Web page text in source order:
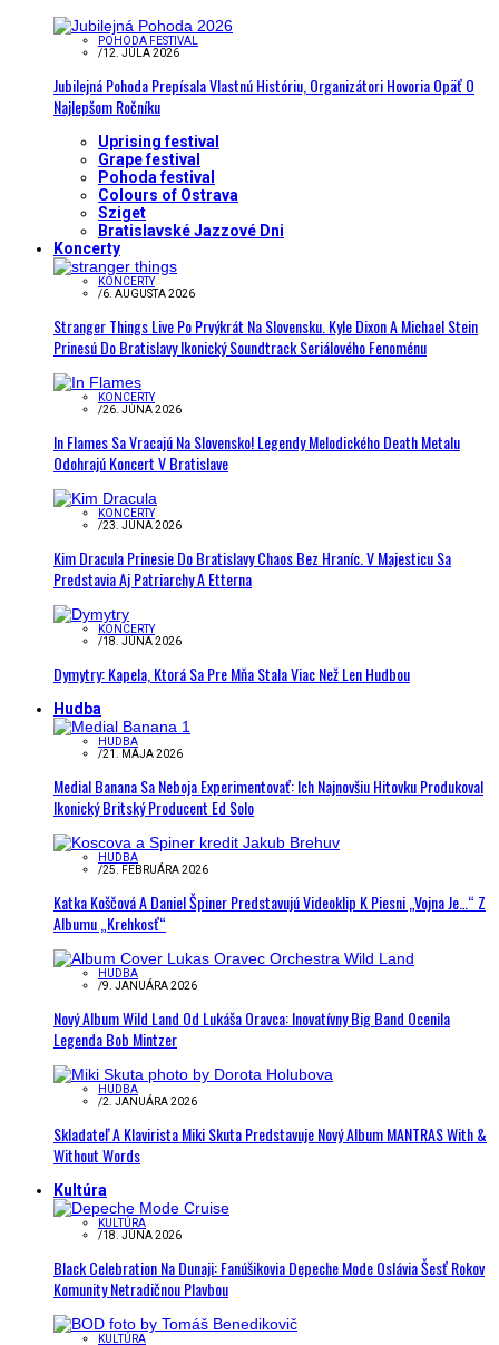
POHODA FESTIVAL
/12. JÚLA 2026
Jubilejná Pohoda Prepísala Vlastnú Históriu, Organizátori Hovoria Opäť O
Najlepšom Ročníku
Uprising festival
Grape festival
Pohoda festival
Colours of Ostrava
Sziget
Bratislavské Jazzové Dni
Koncerty
KONCERTY
/6. AUGUSTA 2026
Stranger Things Live Po Prvýkrát Na Slovensku. Kyle Dixon A Michael Stein
Prinesú Do Bratislavy Ikonický Soundtrack Seriálového Fenoménu
KONCERTY
/26. JÚNA 2026
In Flames Sa Vracajú Na Slovensko! Legendy Melodického Death Metalu
Odohrajú Koncert V Bratislave
KONCERTY
/23. JÚNA 2026
Kim Dracula Prinesie Do Bratislavy Chaos Bez Hraníc. V Majesticu Sa
Predstavia Aj Patriarchy A Etterna
KONCERTY
/18. JÚNA 2026
Dymytry: Kapela, Ktorá Sa Pre Mňa Stala Viac Než Len Hudbou
Hudba
HUDBA
/21. MÁJA 2026
Medial Banana Sa Neboja Experimentovať: Ich Najnovšiu Hitovku Produkoval
Ikonický Britský Producent Ed Solo
HUDBA
/25. FEBRUÁRA 2026
Katka Koščová A Daniel Špiner Predstavujú Videoklip K Piesni „Vojna Je…“ Z
Albumu „Krehkosť“
HUDBA
/9. JANUÁRA 2026
Nový Album Wild Land Od Lukáša Oravca: Inovatívny Big Band Ocenila
Legenda Bob Mintzer
HUDBA
/2. JANUÁRA 2026
Skladateľ A Klavirista Miki Skuta Predstavuje Nový Album MANTRAS With &
Without Words
Kultúra
KULTÚRA
/18. JÚNA 2026
Black Celebration Na Dunaji: Fanúšikovia Depeche Mode Oslávia Šesť Rokov
Komunity Netradičnou Plavbou
KULTÚRA